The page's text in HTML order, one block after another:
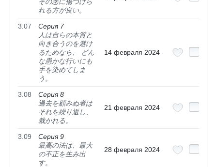
れる方が良い。
3.07
Серия 7
人は自らの本質と
向き合うのを避け
るためなら、 どん
な愚かな行いにも
手を染めてしま
う。
14 февраля 2024
3.08
Серия 8
過去を顧みぬ者は
それを繰り返し、
裁かれる。
21 февраля 2024
3.09
Серия 9
最高の法は、最大
の不正を生み出
す。
28 февраля 2024